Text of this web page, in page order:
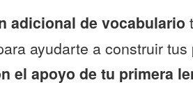
adicional de vocabulario
ayudarte a construir
el apoyo de tu primera